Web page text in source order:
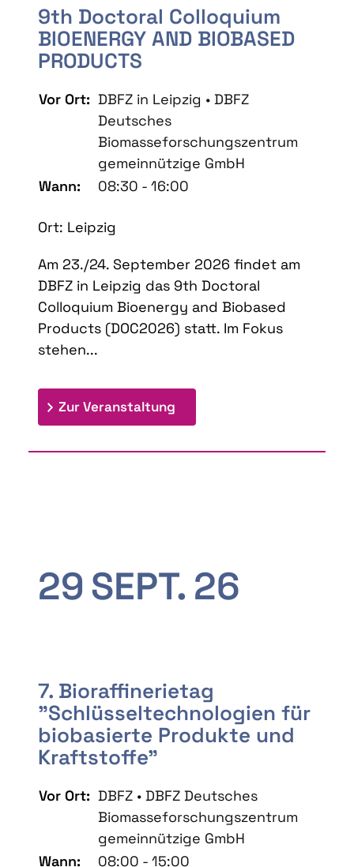
9th Doctoral Colloquium
BIOENERGY AND BIOBASED
PRODUCTS
Vor Ort: DBFZ in Leipzig • DBFZ
Deutsches
Biomasseforschungszentrum
gemeinnützige GmbH
Wann:
08:30 - 16:00
Ort: Leipzig
Am 23./24. September 2026 findet am
DBFZ in Leipzig das 9th Doctoral
Colloquium Bioenergy and Biobased
Products (DOC2026) statt. Im Fokus
stehen...
Zur Veranstaltung
29SEPT. 26
7. Bioraffinerietag
"Schlüsseltechnologien für
biobasierte Produkte und
Kraftstoffe"
Vor Ort: DBFZ • DBFZ Deutsches
Biomasseforschungszentrum
gemeinnützige GmbH
Wann:
08:00 - 15:00